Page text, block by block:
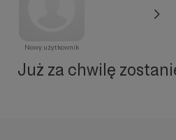
Nowy użytkownik
Już za chwilę